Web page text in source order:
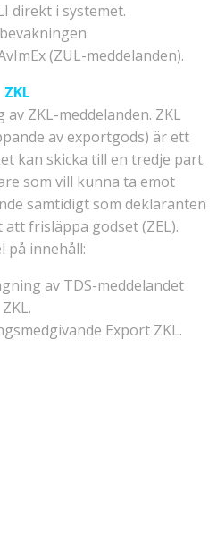
direkt i systemet.
(ZUL-meddelanden).
ZKL
ZKL-meddelanden. ZKL
av exportgods) är ett
kan skicka till en tredje part.
som vill kunna ta emot
samtidigt som deklaranten
frisläppa godset (ZEL).
på innehåll:
av TDS-meddelandet
ZKL.
Export ZKL.